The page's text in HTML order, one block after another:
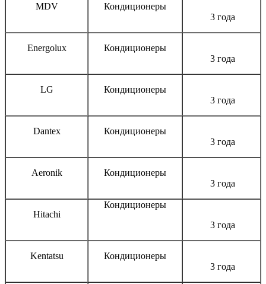
MDV
Кондиционеры
3 года
Energolux
Кондиционеры
3 года
LG
Кондиционеры
3 года
Dantex
Кондиционеры
3 года
Aeronik
Кондиционеры
3 года
Hitachi
Кондиционеры
3 года
Kentatsu
Кондиционеры
3 года